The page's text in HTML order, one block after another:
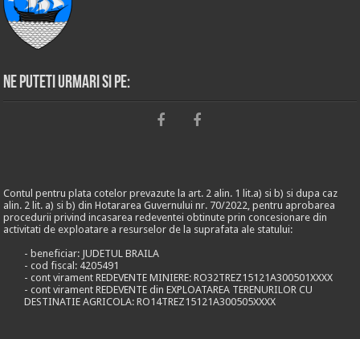
Ne puteti urmari si pe:
Contul pentru plata cotelor prevazute la art. 2 alin. 1 lit.a) si b) si dupa caz
alin. 2 lit. a) si b) din Hotararea Guvernului nr. 70/2022, pentru aprobarea
procedurii privind incasarea redeventei obtinute prin concesionare din
activitati de exploatare a resurselor de la suprafata ale statului:
- beneficiar: JUDETUL BRAILA
- cod fiscal: 4205491
- cont virament REDEVENTE MINIERE: RO32TREZ15121A300501XXXX
- cont virament REDEVENTE din EXPLOATAREA TERENURILOR CU
DESTINATIE AGRICOLA: RO14TREZ15121A300505XXXX